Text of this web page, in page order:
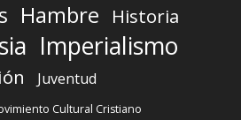
Hambre Historia
Imperialismo
Juventud
Cultural Cristiano